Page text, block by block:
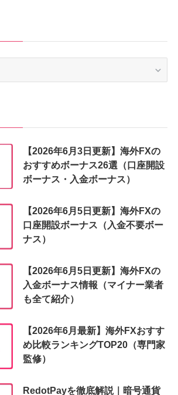
【2026年6月3日更新】海外FXの
おすすめボーナス26選（口座開設
ボーナス・入金ボーナス）
【2026年6月5日更新】海外FXの
口座開設ボーナス（入金不要ボー
ナス）
【2026年6月5日更新】海外FXの
入金ボーナス情報（マイナー業者
も全て紹介）
【2026年6月最新】海外FXおすす
め比較ランキングTOP20（専門家
監修）
RedotPayを徹底解説｜暗号通貨